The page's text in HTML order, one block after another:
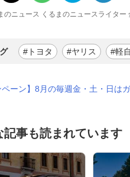
のニュース くるまのニュースライター
#トヨタ #ヤリス #軽
ペーン】8月の毎週金・土・日は
記事も読まれています